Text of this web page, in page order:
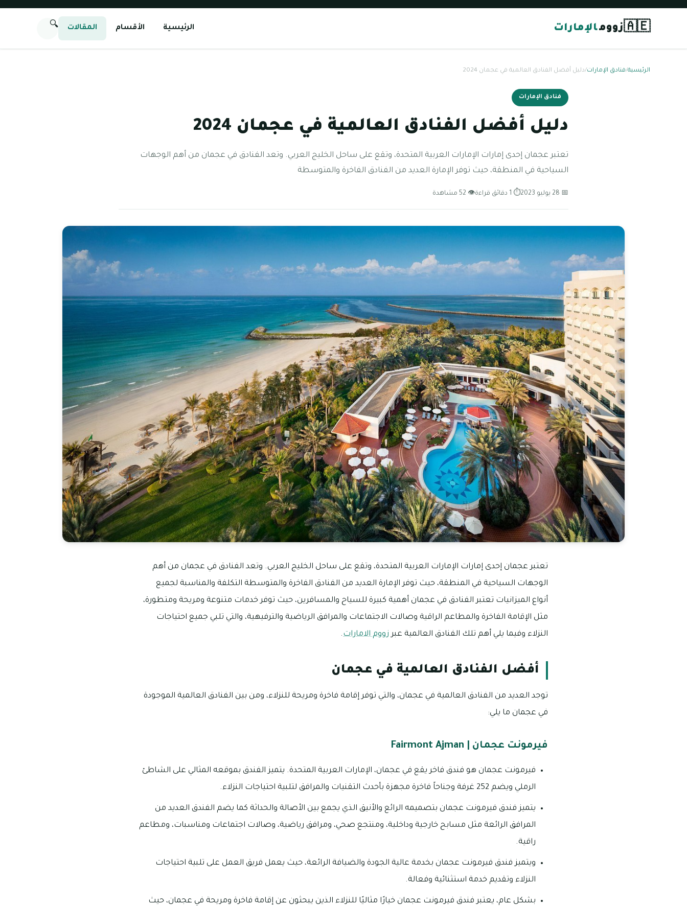
🇦🇪زوومالإمارات الرئيسية الأقسام المقالات 🔍
الرئيسية/فنادق الإمارات/دليل أفضل الفنادق العالمية في عجمان 2024
فنادق الإمارات
دليل أفضل الفنادق العالمية في عجمان 2024
تعتبر عجمان إحدى إمارات الإمارات العربية المتحدة، وتقع على ساحل الخليج العربي. وتعد الفنادق في عجمان من أهم الوجهات
السياحية في المنطقة، حيث توفر الإمارة العديد من الفنادق الفاخرة والمتوسطة
📅 28 يوليو 2023 ⏱ 1 دقائق قراءة 👁 52 مشاهدة
تعتبر عجمان إحدى إمارات الإمارات العربية المتحدة، وتقع على ساحل الخليج العربي. وتعد الفنادق في عجمان من أهم
الوجهات السياحية في المنطقة، حيث توفر الإمارة العديد من الفنادق الفاخرة والمتوسطة التكلفة والمناسبة لجميع
أنواع الميزانيات تعتبر الفنادق في عجمان أهمية كبيرة للسياح والمسافرين، حيث توفر خدمات متنوعة ومريحة ومتطورة،
مثل الإقامة الفاخرة والمطاعم الراقية وصالات الاجتماعات والمرافق الرياضية والترفيهية، والتي تلبي جميع احتياجات
النزلاء وفيما يلي أهم تلك الفنادق العالمية عبر زووم الامارات.
أفضل الفنادق العالمية في عجمان
توجد العديد من الفنادق العالمية في عجمان، والتي توفر إقامة فاخرة ومريحة للنزلاء، ومن بين الفنادق العالمية الموجودة
في عجمان ما يلي:
فيرمونت عجمان | Fairmont Ajman
فيرمونت عجمان هو فندق فاخر يقع في عجمان، الإمارات العربية المتحدة. يتميز الفندق بموقعه المثالي على الشاطئ
الرملي ويضم 252 غرفة وجناحاً فاخرة مجهزة بأحدث التقنيات والمرافق لتلبية احتياجات النزلاء.
يتميز فندق فيرمونت عجمان بتصميمه الرائع والأنيق الذي يجمع بين الأصالة والحداثة كما يضم الفندق العديد من
المرافق الرائعة مثل مسابح خارجية وداخلية، ومنتجع صحي، ومرافق رياضية، وصالات اجتماعات ومناسبات، ومطاعم
راقية.
ويتميز فندق فيرمونت عجمان بخدمة عالية الجودة والضيافة الرائعة، حيث يعمل فريق العمل على تلبية احتياجات
النزلاء وتقديم خدمة استثنائية وفعالة.
بشكل عام، يعتبر فندق فيرمونت عجمان خيارًا مثاليًا للنزلاء الذين يبحثون عن إقامة فاخرة ومريحة في عجمان، حيث